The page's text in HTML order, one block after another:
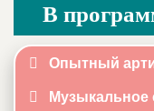
В
Опытный
Музыкальное